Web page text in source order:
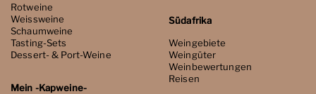
Rotweine
Weissweine
Schaumweine
Tasting-Sets
Dessert- & Port-Weine
Mein -Kapweine-
Südafrika
Weingebiete
Weingüter
Weinbewertungen
Reisen